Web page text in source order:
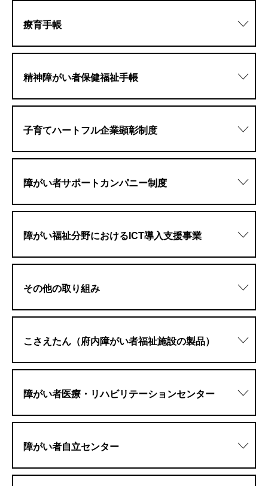
療育手帳
精神障がい者保健福祉手帳
子育てハートフル企業顕彰制度
障がい者サポートカンパニー制度
障がい福祉分野におけるICT導入支援事業
その他の取り組み
こさえたん（府内障がい者福祉施設の製品）
障がい者医療・リハビリテーションセンター
障がい者自立センター